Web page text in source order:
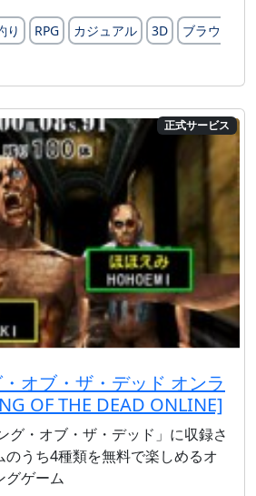
り RPG カジュアル 3D
ブラウ
正式サービス
オブ・ザ・デッド オンラ
OF THE DEAD ONLINE]
グ・オブ・ザ・デッド」に収録さ
うち4種類を無料で楽しめるオ
グゲーム